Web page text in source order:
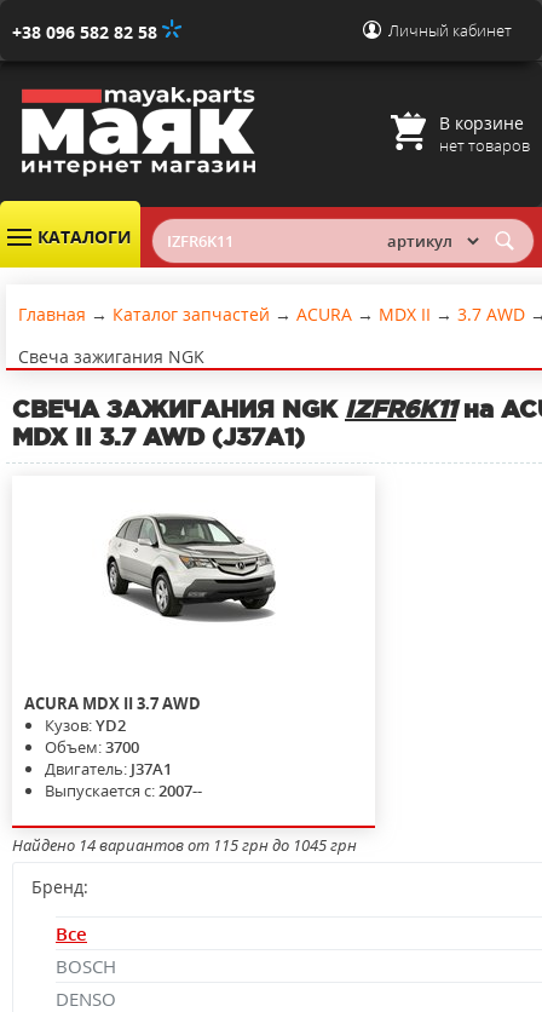
+38 096 582 82 58 Личный кабинет
В корзине
нет товаров
КАТАЛОГИ
Главная → Каталог запчастей → ACURA → MDX II → 3.7 AWD
Свеча зажигания NGK
СВЕЧА ЗАЖИГАНИЯ NGK IZFR6K11на
MDX II 3.7 AWD (J37A1)
ACURA MDX II3.7 AWD
Кузов:YD2
Объем:3700
Двигатель: J37A1
Выпускается с:2007--
Найдено 14 вариантов от 115 грн до 1045 грн
Бренд:
Все
BOSCH
DENSO